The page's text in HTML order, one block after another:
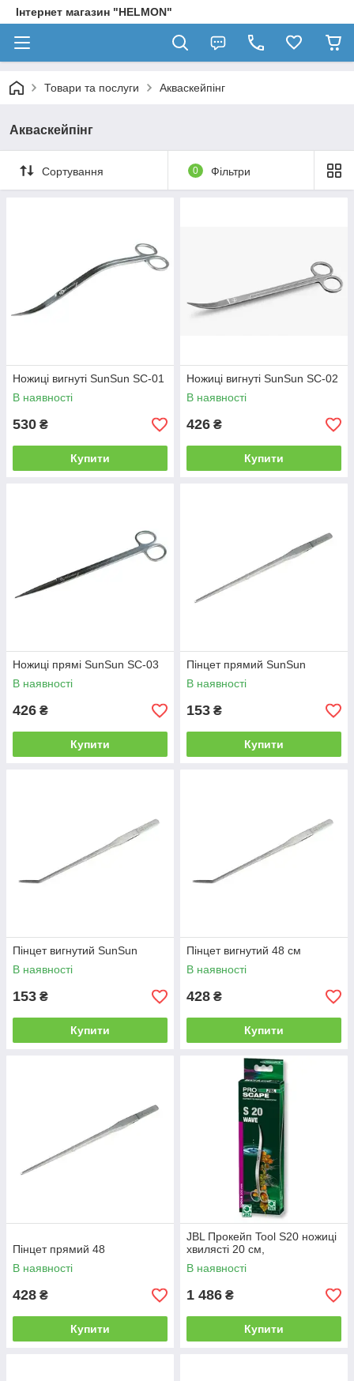
Інтернет магазин "HELMON"
Товари та послуги Акваскейпінг
Акваскейпінг
Сортування 0 Фільтри
Ножиці вигнуті SunSun SC-01
В наявності
530 ₴
Купити
Ножиці вигнуті SunSun SC-02
В наявності
426 ₴
Купити
Ножиці прямі SunSun SC-03
В наявності
426 ₴
Купити
Пінцет прямий SunSun
В наявності
153 ₴
Купити
Пінцет вигнутий SunSun
В наявності
153 ₴
Купити
Пінцет вигнутий 48 см
В наявності
428 ₴
Купити
Пінцет прямий 48
В наявності
428 ₴
Купити
JBL Прокейп Tool S20 ножиці
хвилясті 20 см,
В наявності
1 486 ₴
Купити